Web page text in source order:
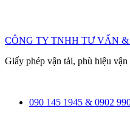
CÔNG TY TNHH TƯ VẤN
Giấy phép vận tải, phù hiệu vận
090 145 1945 & 0902